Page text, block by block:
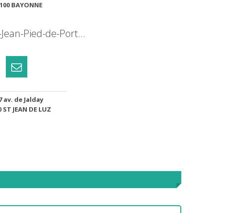
BAYONNE
Pied-de-Port...
av. de Jalday
ST JEAN DE LUZ